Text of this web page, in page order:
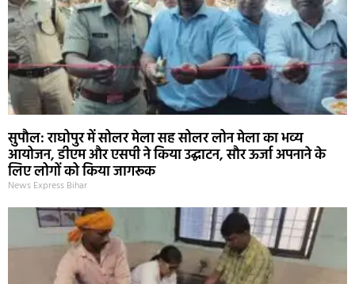
सुपौल: राघोपुर में सोलर मेला सह सोलर लोन मेला का भव्य
आयोजन, डीएम और एसपी ने किया उद्घाटन, सौर ऊर्जा अपनाने के
लिए लोगों को किया जागरूक
News Express Bihar